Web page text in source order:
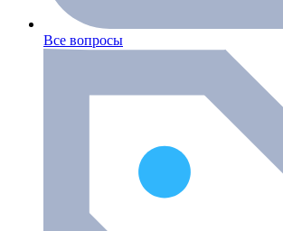
Все вопросы